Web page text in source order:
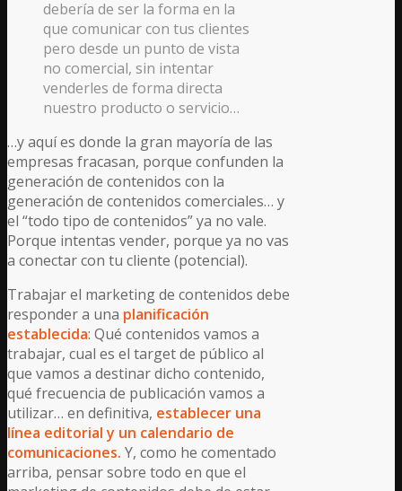
debería de ser la forma en la
que comunicar con tus clientes
pero desde un punto de vista
no comercial, sin intentar
venderles de forma directa
nuestro producto o servicio…
…y aquí es donde la gran mayoría de las
empresas fracasan, porque confunden la
generación de contenidos con la
generación de contenidos comerciales… y
el “todo tipo de contenidos” ya no vale.
Porque intentas vender, porque ya no vas
a conectar con tu cliente (potencial).
Trabajar el marketing de contenidos debe
responder a una planificación
establecida: Qué contenidos vamos a
trabajar, cual es el target de público al
que vamos a destinar dicho contenido,
qué frecuencia de publicación vamos a
utilizar… en definitiva, establecer una
línea editorial y un calendario de
comunicaciones. Y, como he comentado
arriba, pensar sobre todo en que el